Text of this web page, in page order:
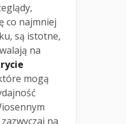
co najmniej
są istotne,
na
mogą
na